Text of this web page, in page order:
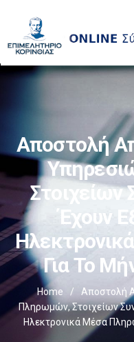
Αποστολή
Στοιχείων
Έχουν
Για Το
Home /
Αποστολή
Πληρωμών, Στοιχείων
Ηλεκτρονικά Μέσα